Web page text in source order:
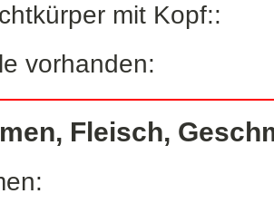
mit Kopf::
vorhanden:
Fleisch,